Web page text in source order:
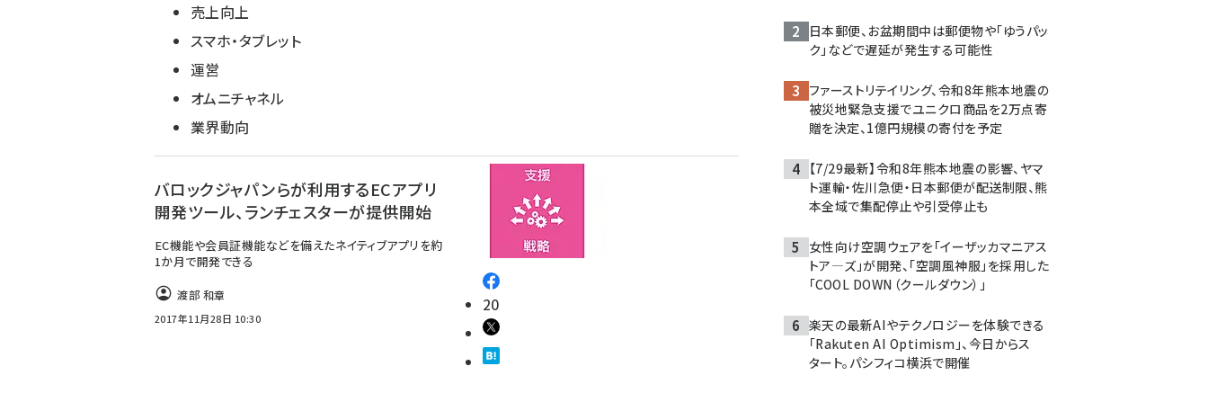
売上向上
スマホ・タブレット
運営
オムニチャネル
業界動向
バロックジャパンらが利用するECアプリ
開発ツール、ランチェスターが提供開始
EC機能や会員証機能などを備えたネイティブアプリを約
1か月で開発できる
渡部 和章
2017年11月28日 10:30
20
日本郵便、お盆期間中は郵便物や「ゆうパッ
ク」などで遅延が発生する可能性
ファーストリテイリング、令和8年熊本地震の
被災地緊急支援でユニクロ商品を2万点寄
贈を決定、1億円規模の寄付を予定
【7/29最新】令和8年熊本地震の影響、ヤマ
ト運輸・佐川急便・日本郵便が配送制限、熊
本全域で集配停止や引受停止も
女性向け空調ウェアを「イーザッカマニアス
トア―ズ」が開発、「空調風神服」を採用した
「COOL DOWN（クールダウン）」
楽天の最新AIやテクノロジーを体験できる
「Rakuten AI Optimism」、今日からス
タート。パシフィコ横浜で開催